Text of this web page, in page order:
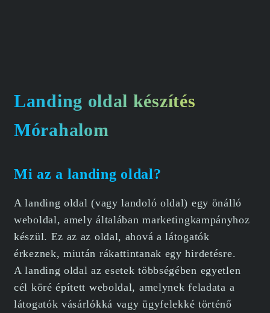
Landing oldal készítés
Mórahalom
Mi az a landing oldal?
A landing oldal (vagy landoló oldal) egy önálló
weboldal, amely általában marketingkampányhoz
készül. Ez az az oldal, ahová a látogatók
érkeznek, miután rákattintanak egy hirdetésre.
A landing oldal az esetek többségében egyetlen
cél köré épített weboldal, amelynek feladata a
látogatók vásárlókká vagy ügyfelekké történő